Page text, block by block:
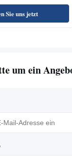
Sie uns jetzt
um ein